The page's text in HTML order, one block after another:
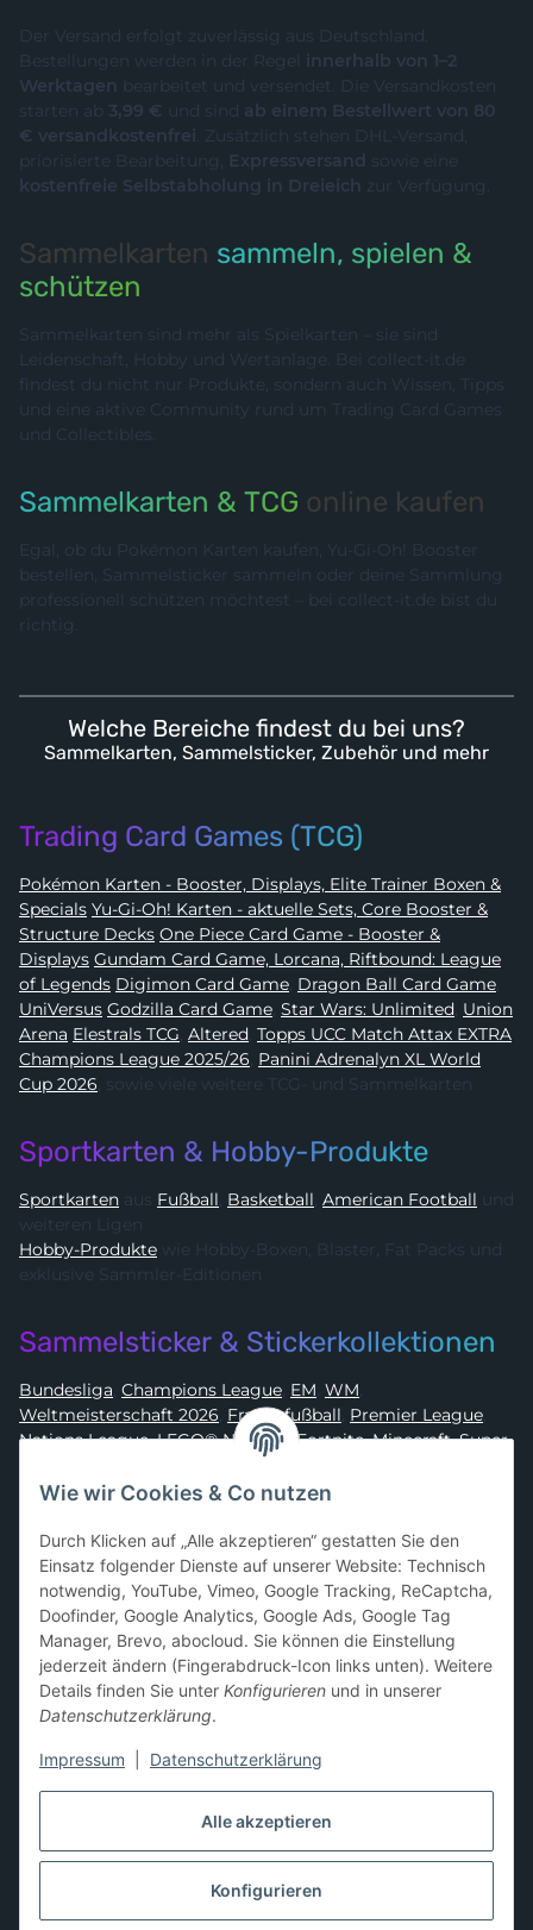
Der Versand erfolgt zuverlässig aus Deutschland.
Bestellungen werden in der Regel innerhalb von 1–2
Werktagen bearbeitet und versendet. Die Versandkosten
starten ab 3,99 € und sind ab einem Bestellwert von 80
€ versandkostenfrei. Zusätzlich stehen DHL-Versand,
priorisierte Bearbeitung, Expressversand sowie eine
kostenfreie Selbstabholung in Dreieich zur Verfügung.
Sammelkarten sammeln, spielen &
schützen
Sammelkarten sind mehr als Spielkarten – sie sind
Leidenschaft, Hobby und Wertanlage. Bei collect-it.de
findest du nicht nur Produkte, sondern auch Wissen, Tipps
und eine aktive Community rund um Trading Card Games
und Collectibles.
Sammelkarten & TCG online kaufen
Egal, ob du Pokémon Karten kaufen, Yu-Gi-Oh! Booster
bestellen, Sammelsticker sammeln oder deine Sammlung
professionell schützen möchtest – bei collect-it.de bist du
richtig.
Welche Bereiche findest du bei uns?
Sammelkarten, Sammelsticker, Zubehör und mehr
Trading Card Games (TCG)
Pokémon Karten - Booster, Displays, Elite Trainer Boxen &
Specials Yu-Gi-Oh! Karten - aktuelle Sets, Core Booster &
Structure Decks One Piece Card Game - Booster &
Displays Gundam Card Game, Lorcana, Riftbound: League
of Legends
Digimon Card Game, Dragon Ball Card Game,
UniVersus
Godzilla Card Game, Star Wars: Unlimited, Union
Arena
Elestrals TCG, Altered, Topps UCC Match Attax EXTRA
Champions League 2025/26, Panini Adrenalyn XL World
Cup 2026, sowie viele weitere TCG- und Sammelkarten
Sportkarten & Hobby-Produkte
Sportkarten aus Fußball, Basketball, American Football und
weiteren Ligen
Hobby-Produkte
exklusive Sammler-Editionen
Sammelsticker & Stickerkollektionen
Bundesliga, Champions League, EM, WM,
Weltmeisterschaft 2026, Frauenfußball, Premier League,
Nations League, LEGO® Ninjago Fortnite,Minecraft,Super
Asterix
Sammelkarten-Zubehör &
Schutzprodukte
Card Sleeves, Penny Sleeves, Premium Sleeves,Toploader
Magnetic Holder, Sammelalben / Binder / Pocket Pages
Deckboxen ,Playmats undAufbewahrungslösungen
Vertrag widerrufen
Alle akzeptieren
Konfigurieren
Wie wir Cookies & Co nutzen
Durch Klicken auf „Alle akzeptieren“ gestatten Sie den
Einsatz folgender Dienste auf unserer Website: Technisch
notwendig, YouTube, Vimeo, Google Tracking, ReCaptcha,
Doofinder, Google Analytics, Google Ads, Google Tag
Manager, Brevo, abocloud. Sie können die Einstellung
jederzeit ändern (Fingerabdruck-Icon links unten). Weitere
Details finden Sie unter Konfigurieren und in unserer
Datenschutzerklärung.
Impressum Datenschutzerklärung